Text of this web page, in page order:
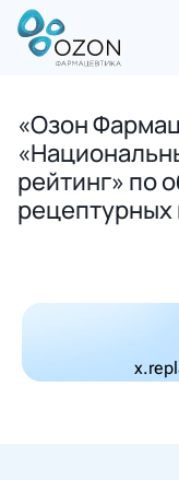
«Озон
рейтинг» по
рецептурных